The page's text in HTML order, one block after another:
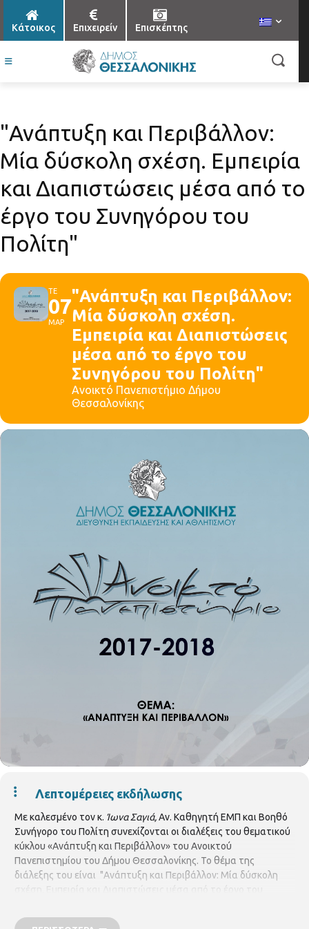
Κάτοικος Επιχειρείν Επισκέπτης
"Ανάπτυξη και Περιβάλλον:
Μία δύσκολη σχέση. Εμπειρία
και Διαπιστώσεις μέσα από το
έργο του Συνηγόρου του
Πολίτη"
ΤΕ
07
ΜΑΡ
"Ανάπτυξη και Περιβάλλον:
Μία δύσκολη σχέση.
Εμπειρία και Διαπιστώσεις
μέσα από το έργο του
Συνηγόρου του Πολίτη"
Ανοικτό Πανεπιστήμιο Δήμου
Θεσσαλονίκης
Λεπτομέρειες εκδήλωσης
Με καλεσμένο τον κ. Ίωνα Σαγιά,Αν. Καθηγητή ΕΜΠ και Βοηθό
Συνήγορο του Πολίτη συνεχίζονται οι διαλέξεις του θεματικού
κύκλου «Ανάπτυξη και Περιβάλλον» του Ανοικτού
Πανεπιστημίου του Δήμου Θεσσαλονίκης. Το θέμα της
διάλεξης του είναι "Ανάπτυξη και Περιβάλλον: Μία δύσκολη
σχέση. Εμπειρία και Διαπιστώσεις μέσα από το έργο του
είναι η κ. Αγγελική Καλλία, Δικηγόρος, Καθηγήτρια στο Εθνικό